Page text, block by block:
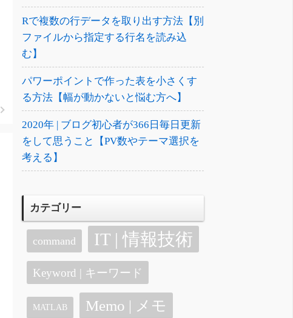
Rで複数の行データを取り出す方法【別
ファイルから指定する行名を読み込
む】
パワーポイントで作った表を小さくす
る方法【幅が動かないと悩む方へ】
2020年 | ブログ初心者が366日毎日更新
をして思うこと【PV数やテーマ選択を
考える】
カテゴリー
command IT | 情報技術
Keyword | キーワード
MATLAB Memo | メモ